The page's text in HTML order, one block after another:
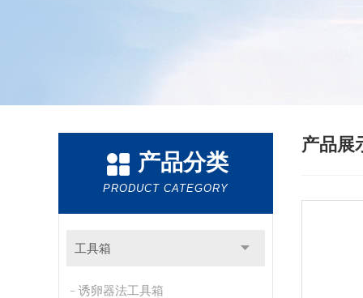
产品分类
PRODUCT CATEGORY
工具箱
诱卵器法工具箱
产品展